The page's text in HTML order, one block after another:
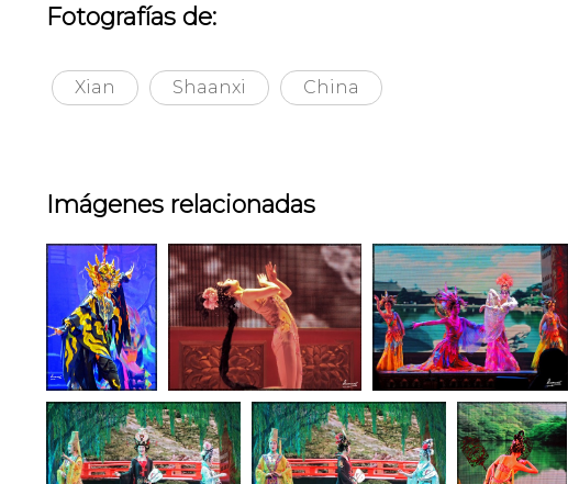
Fotografías de:
Xian Shaanxi China
Imágenes relacionadas